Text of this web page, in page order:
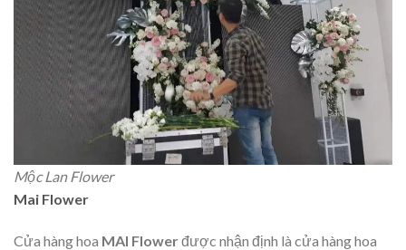
Mộc Lan Flower
Mai Flower
Cửa hàng hoa MAI Flowerđược nhận định là cửa hàng hoa